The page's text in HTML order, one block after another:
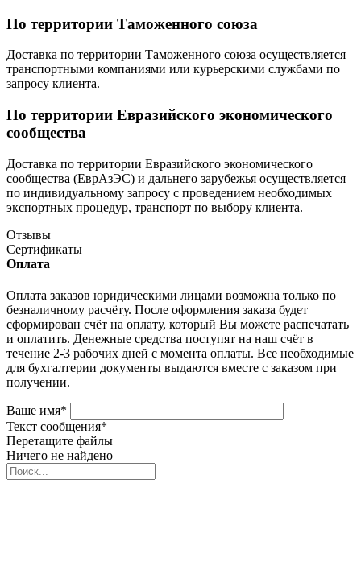
По территории Таможенного союза
Доставка по территории Таможенного союза осуществляется
транспортными компаниями или курьерскими службами по
запросу клиента.
По территории Евразийского экономического
сообщества
Доставка по территории Евразийского экономического
сообщества (ЕврАзЭС) и дальнего зарубежья осуществляется
по индивидуальному запросу с проведением необходимых
экспортных процедур, транспорт по выбору клиента.
Отзывы
Сертификаты
Оплата
Оплата заказов юридическими лицами возможна только по
безналичному расчёту. После оформления заказа будет
сформирован счёт на оплату, который Вы можете распечатать
и оплатить. Денежные средства поступят на наш счёт в
течение 2-3 рабочих дней с момента оплаты. Все необходимые
для бухгалтерии документы выдаются вместе с заказом при
получении.
Ваше имя*
Текст сообщения*
Перетащите файлы
Ничего не найдено